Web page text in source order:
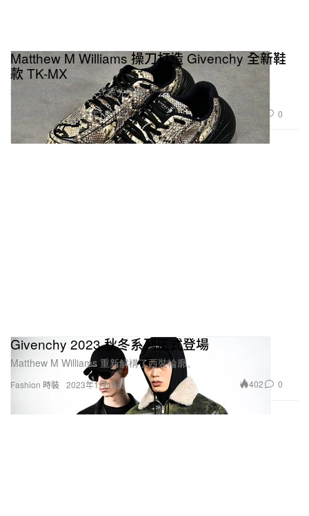
Footwear 球鞋
Matthew M Williams 操刀打造 Givenchy 全新鞋
款 TK-MX
搶眼的蛇皮與全黑款式率先亮相。
2023年1月19日 0
Fashion 時裝
Givenchy 2023 秋冬系列正式登場
Matthew M Williams 重新解構了西裝輪廓。
2023年1月19日 402 0